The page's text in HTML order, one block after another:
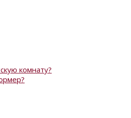
комнату?